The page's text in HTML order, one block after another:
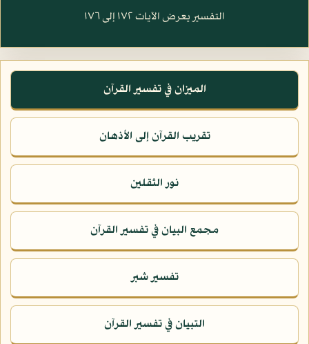
التفسير يعرض الآيات ١٧٢ إلى ١٧٦
الميزان في تفسير القرآن
تقريب القرآن إلى الأذهان
نور الثقلين
مجمع البيان في تفسير القرآن
تفسير شبر
التبيان في تفسير القرآن